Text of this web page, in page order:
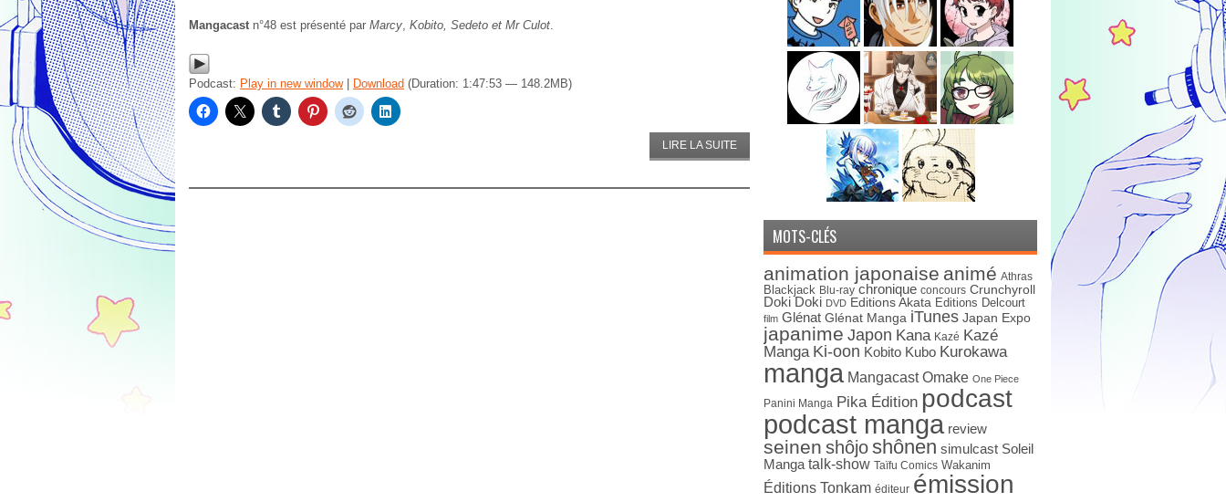
Mangacast n°48 est présenté par Marcy, Kobito, Sedeto et Mr Culot.
Podcast: Play in new window| Download (Duration: 1:47:53 — 148.2MB)
LIRE LA SUITE
MOTS-CLÉS
animation japonaise animé Athras
Blackjack Blu-ray chronique concours Crunchyroll
Doki Doki DVD Editions Akata Editions Delcourt
film Glénat Glénat Manga iTunes Japan Expo
japanime Japon Kana Kazé Kazé
Manga Ki-oon Kobito Kubo Kurokawa
manga Mangacast Omake One Piece
Panini Manga Pika Édition podcast
podcast manga review
seinen shôjoshônen simulcast Soleil
Manga talk-show Taïfu Comics Wakanim
Éditions Tonkam éditeur émission